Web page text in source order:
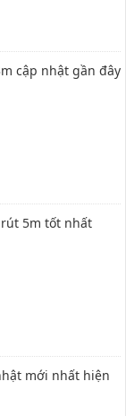
cập nhật gần đây
5m tốt nhất
mới nhất hiện